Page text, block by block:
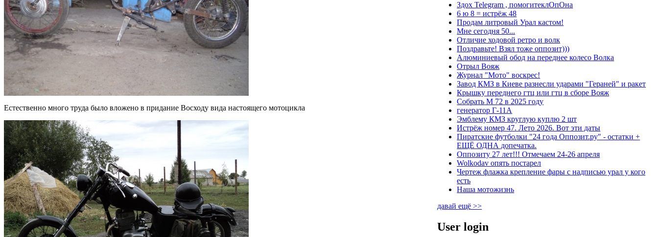
Естественно много труда было вложено в придание Восходу вида настоящего мотоцикла
Здох Telegram , помогитеклОпОна
6 ю 8 = истрёж 48
Продам литровый Урал кастом!
Мне сегодня 50...
Отличие ходовой ретро и волк
Поздравьте! Взял тоже оппозит)))
Алюминиевый обод на переднее колесо Волка
Отрыл Вояж
Журнал "Мото" воскрес!
Завод КМЗ в Киеве разнесли ударами "Гераней" и ракет
Крышку переднего гтц или гтц в сборе Вояж
Собрать М 72 в 2025 году
генератор Г-11А
Эмблему КМЗ круглую куплю 2 шт
Истрёж номер 47. Лето 2026. Вот эти даты
Пиратские футболки "24 года Оппозит.ру" - остатки +
ЕЩЁ ОДНА допечатка.
Оппозиту 27 лет!!! Отмечаем 24-26 апреля
Wolkodav опять постарел
Чертеж флажка крепление фары с надписью урал у кого
есть
Наша мотожизнь
давай ещё >>
User login